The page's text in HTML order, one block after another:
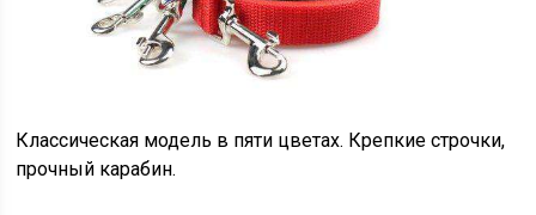
Классическая модель в пяти цветах. Крепкие строчки,
прочный карабин.